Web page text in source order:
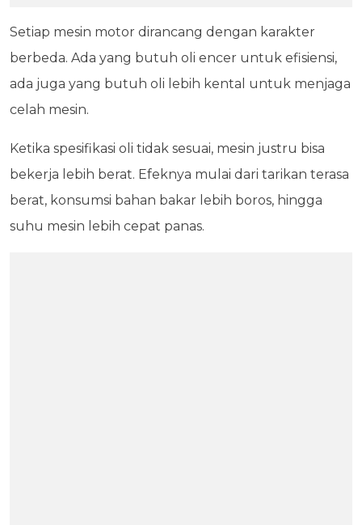
Setiap mesin motor dirancang dengan karakter
berbeda. Ada yang butuh oli encer untuk efisiensi,
ada juga yang butuh oli lebih kental untuk menjaga
celah mesin.
Ketika spesifikasi oli tidak sesuai, mesin justru bisa
bekerja lebih berat. Efeknya mulai dari tarikan terasa
berat, konsumsi bahan bakar lebih boros, hingga
suhu mesin lebih cepat panas.